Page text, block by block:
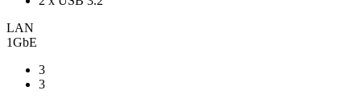
LAN
1GbE
3
3